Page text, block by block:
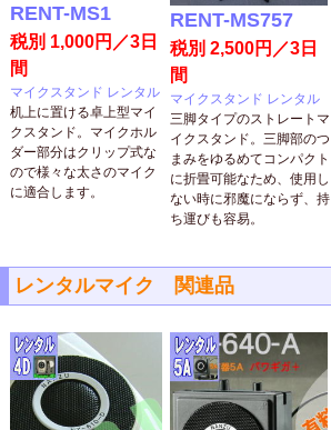
RENT-MS1
税別 1,000円／3日
間
マイクスタンド レンタル
机上に置ける卓上型マイ
クスタンド。マイクホル
ダー部分はクリップ式な
ので様々な太さのマイク
に適合します。
RENT-MS757
税別 2,500円／3日
間
マイクスタンド レンタル
三脚タイプのストレートマ
イクスタンド。三脚部のつ
まみをゆるめてコンパクト
に折畳可能なため、使用し
ない時に邪魔にならず、持
ち運びも容易。
レンタルマイク 関連品